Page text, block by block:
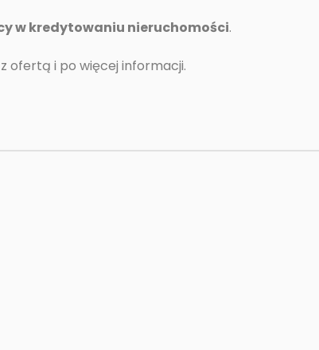
w kredytowaniu nieruchomości.
ofertą i po więcej informacji.